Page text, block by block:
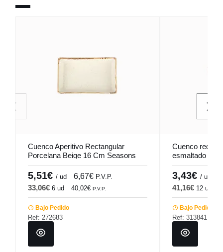
Cuenco Aperitivo Rectangular
Porcelana Beige 16 Cm Seasons
Porland
5,51€ / ud 6,67€ P.V.P.
33,06€ 6 ud 40,02€ P.V.P.
Bajo Pedido
Ref: 272683
Cuenco
esmaltado Ø
Pro.mundi
3,43€ / ud
41,16€ 12 ud
Bajo Pedido
Ref: 313841